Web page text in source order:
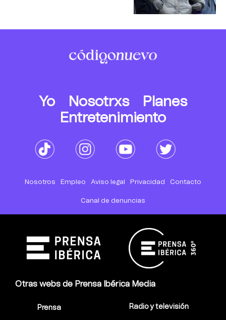
Yo Nosotrxs
Planes
Entretenimiento
Nosotros Empleo Aviso legal Privacidad Contacto
Canal de denuncias
Otras webs de Prensa Ibérica Media
Prensa Radio y televisión